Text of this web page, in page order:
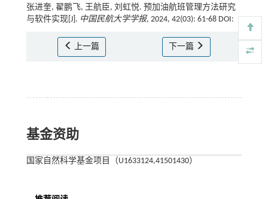
张进奎, 翟鹏飞, 王航臣, 刘虹悦. 预加油航班管理方法研究
与软件实现[J]. 中国民航大学学报, 2024, 42(03): 61-68 DOI:
上一篇 下一篇
基金资助
国家自然科学基金项目（U1633124,41501430）